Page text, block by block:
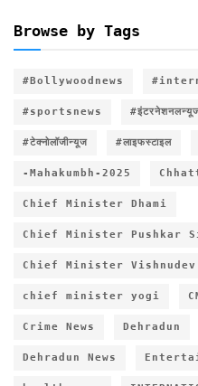
Browse by Tags
#Bollywoodnews
#sportsnews
#टेक्नोलॉजीन्यूज #लाइफस्टाइल
-Mahakumbh-2025
Chief Minister Dhami
Chief Minister Pushkar
Chief Minister
chief minister yogi
Crime News Dehradun
Dehradun News